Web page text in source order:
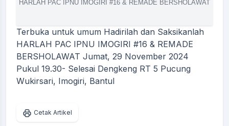
Terbuka untuk umum Hadirilah dan Saksikanlah
HARLAH PAC IPNU IMOGIRI #16 & REMADE
BERSHOLAWAT Jumat, 29 November 2024
Pukul 19.30- Selesai Dengkeng RT 5 Pucung
Wukirsari, Imogiri, Bantul
Cetak Artikel